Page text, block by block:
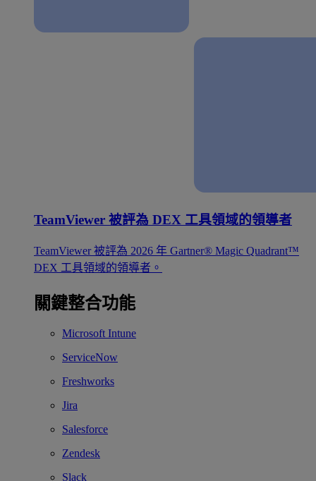
TeamViewer 被評為 DEX 工具領域的領導者
TeamViewer 被評為 2026 年 Gartner® Magic Quadrant™
DEX 工具領域的領導者。
關鍵整合功能
Microsoft Intune
ServiceNow
Freshworks
Jira
Salesforce
Zendesk
Slack